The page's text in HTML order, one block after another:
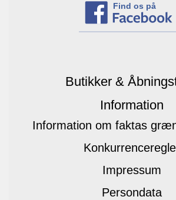
Find os på
Butikker &
Information
Information om faktas
Impressum
Persondata